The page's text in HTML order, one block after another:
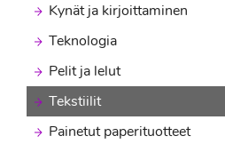
Kynät ja kirjoittaminen
Teknologia
Pelit ja lelut
Tekstiilit
Painetut paperituotteet